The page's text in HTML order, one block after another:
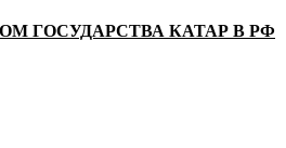
ГОСУДАРСТВА КАТАР В РФ